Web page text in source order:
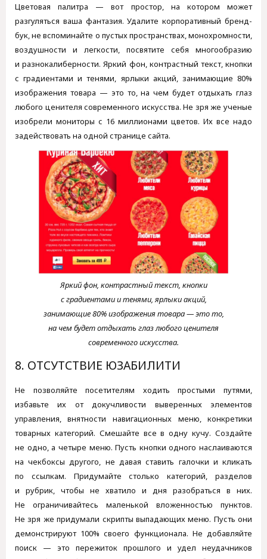
Цветовая палитра — вот простор, на котором может
разгуляться ваша фантазия. Удалите корпоративный бренд-
бук, не вспоминайте о пустых пространствах, монохромности,
воздушности и легкости, посвятите себя многообразию
и разнокалиберности. Яркий фон, контрастный текст, кнопки
с градиентами и тенями, ярлыки акций, занимающие 80%
изображения товара — это то, на чем будет отдыхать глаз
любого ценителя современного искусства. Не зря же ученые
изобрели мониторы с 16 миллионами цветов. Их все надо
задействовать на одной странице сайта.
Яркий фон, контрастный текст, кнопки
с градиентами и тенями, ярлыки акций,
занимающие 80% изображения товара — это то,
на чем будет отдыхать глаз любого ценителя
современного искусства.
8. ОТСУТСТВИЕ ЮЗАБИЛИТИ
Не позволяйте посетителям ходить простыми путями,
избавьте их от докучливости выверенных элементов
управления, внятности навигационных меню, конкретики
товарных категорий. Смешайте все в одну кучу. Создайте
не одно, а четыре меню. Пусть кнопки одного наслаиваются
на чекбоксы другого, не давая ставить галочки и кликать
по ссылкам. Придумайте столько категорий, разделов
и рубрик, чтобы не хватило и дня разобраться в них.
Не ограничивайтесь маленькой вложенностью пунктов.
Не зря же придумали скрипты выпадающих меню. Пусть они
демонстрируют 100% своего функционала. Не добавляйте
поиск — это пережиток прошлого и удел неудачников